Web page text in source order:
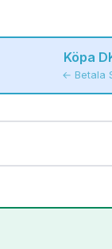
Köpa
← Betala